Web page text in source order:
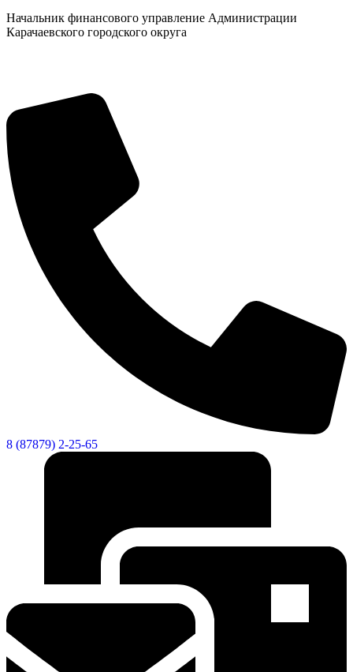
Начальник финансового управление Администрации
Карачаевского городского округа
8 (87879) 2-25-65